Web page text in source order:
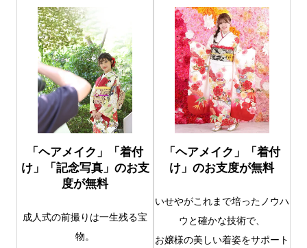
「ヘアメイク」「着付
け」「記念写真」のお支
度が無料
成人式の前撮りは一生残る宝
物。
「ヘアメイク」「着付
け」のお支度が無料
いせやがこれまで培ったノウハ
ウと確かな技術で、
お嬢様の美しい着姿をサポート